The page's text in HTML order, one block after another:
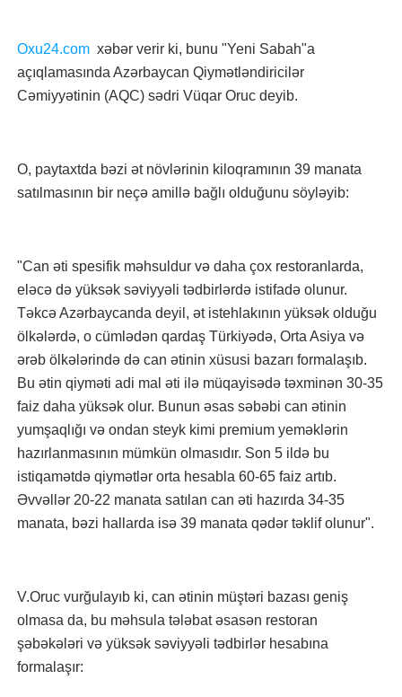
Oxu24.com xəbər verir ki, bunu "Yeni Sabah"a
açıqlamasında Azərbaycan Qiymətləndiricilər
Cəmiyyətinin (AQC) sədri Vüqar Oruc deyib.
O, paytaxtda bəzi ət növlərinin kiloqramının 39 manata
satılmasının bir neçə amillə bağlı olduğunu söyləyib:
"Can əti spesifik məhsuldur və daha çox restoranlarda,
eləcə də yüksək səviyyəli tədbirlərdə istifadə olunur.
Təkcə Azərbaycanda deyil, ət istehlakının yüksək olduğu
ölkələrdə, o cümlədən qardaş Türkiyədə, Orta Asiya və
ərəb ölkələrində də can ətinin xüsusi bazarı formalaşıb.
Bu ətin qiyməti adi mal əti ilə müqayisədə təxminən 30-35
faiz daha yüksək olur. Bunun əsas səbəbi can ətinin
yumşaqlığı və ondan steyk kimi premium yeməklərin
hazırlanmasının mümkün olmasıdır. Son 5 ildə bu
istiqamətdə qiymətlər orta hesabla 60-65 faiz artıb.
Əvvəllər 20-22 manata satılan can əti hazırda 34-35
manata, bəzi hallarda isə 39 manata qədər təklif olunur".
V.Oruc vurğulayıb ki, can ətinin müştəri bazası geniş
olmasa da, bu məhsula tələbat əsasən restoran
şəbəkələri və yüksək səviyyəli tədbirlər hesabına
formalaşır: